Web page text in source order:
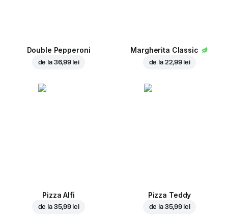
Double Pepperoni
de la 36,99 lei
Margherita Classic
de la 22,99 lei
Pizza Alfi
de la 35,99 lei
Pizza Teddy
de la 35,99 lei